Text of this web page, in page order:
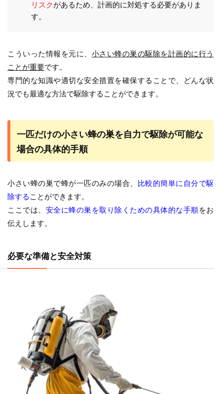
リスクがあるため、計画的に対処する必要がありま
す。
こういった情報を元に、 小さい蜂の巣の駆除を計画的に行う
ことが重要です。
専門的な知識や適切な安全措置を確保することで、どんな状
況でも最適な方法で駆除することができます。
一匹だけの小さい蜂の巣を自力で駆除が可能な
場合の具体的手順
小さい蜂の巣で蜂が一匹のみの場合、 比較的簡単に自分で駆
除する ことができます。
ここでは、 安全に蜂の巣を取り除くための具体的な手順をお
伝えします。
必要な準備と安全対策